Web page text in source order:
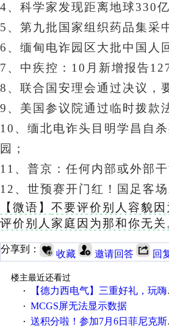
4、科学家发现距离地球330
5、第九批国家组织药品集采
6、 缅甸电诈园区大批中国人
7、中疾控：10月新增报告
8、联合国安理会通过决议，
9、美国参议院通过临时拨款
10、缅北电诈头目明学昌自
园；
11、 普京：任何内部或外部
12、 世预赛开门红！
国足客
【微语】 不要评价别人容貌
评价别人家庭因为那和你无
分享到： 收藏 邀请回答 回
楼主最近还看过
·
【德力西电气】三重好礼，玩嗨夏日！
· MCGS屏无法显示数据
· 送积分啦！参加7月6日菲尼克斯在线研讨会即得